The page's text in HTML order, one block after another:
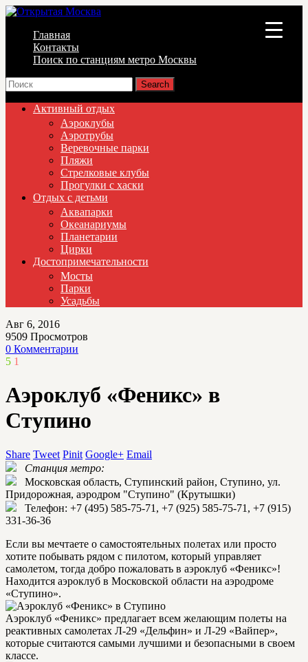
Главная
Контакты
Поиск по станциям метро Москвы
Активный отдых
Аэроклубы
Аэротрубы
Веревочные парки
Пляжи
Стрелковые клубы
Прогулки с хаски
Отдых с детьми
Аквапарки
Океанариумы
Планетарии
Цирки
Достопримечательности
Мосты
Парки
Усадьбы
Авг 6, 2016
9509 Просмотров
0 Комментарии
5 1
Аэроклуб «Феникс» в
Ступино
Share Tweet Pinit Google+ Email
Станция метро:
Московская область, Ступинский район, Ступино, ул.
Придорожная, аэродром "Ступино" (Крутышки)
Телефон: +7 (495) 585-75-71, +7 (925) 585-75-71, +7 (915)
331-36-36
Если вы мечтаете о самостоятельных полетах или просто
хотите побывать рядом с пилотом, который управляет
самолетом, тогда добро пожаловать в аэроклуб «Феникс»!
Находится аэроклуб в Московской области на аэродроме
«Ступино».
Аэроклуб «Феникс» предлагает всем желающим полеты на
реактивных самолетах Л-29 «Дельфин» и Л-29 «Вайпер»,
которые считаются самыми лучшими и безопасными в своем
классе.
▼
▼
▼